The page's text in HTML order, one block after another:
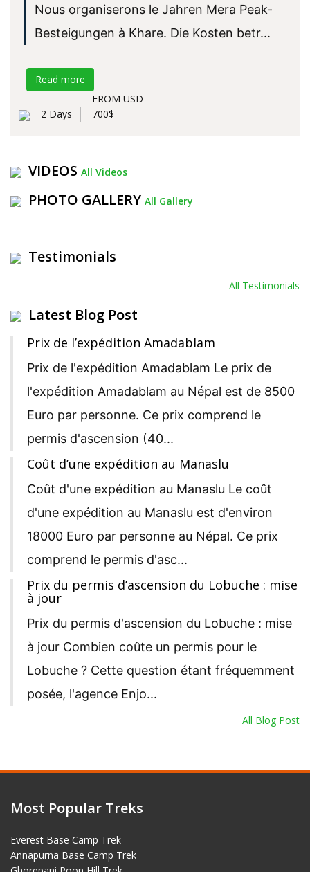
Nous organiserons le Jahren Mera Peak-
Besteigungen à Khare. Die Kosten betr...
Read more
2 Days
FROM USD
700$
VIDEOS All Videos
PHOTO GALLERY All Gallery
Testimonials
All Testimonials
Latest Blog Post
Prix ​​de l’expédition Amadablam
Prix ​​de l'expédition Amadablam Le prix de
l'expédition Amadablam au Népal est de 8500
Euro par personne. Ce prix comprend le
permis d'ascension (40...
Coût d’une expédition au Manaslu
Coût d'une expédition au Manaslu Le coût
d'une expédition au Manaslu est d'environ
18000 Euro par personne au Népal. Ce prix
comprend le permis d'asc...
Prix ​​du permis d’ascension du Lobuche : mise
à jour
Prix ​​du permis d'ascension du Lobuche : mise
à jour Combien coûte un permis pour le
Lobuche ? Cette question étant fréquemment
posée, l'agence Enjo...
All Blog Post
Most Popular Treks
Everest Base Camp Trek
Annapurna Base Camp Trek